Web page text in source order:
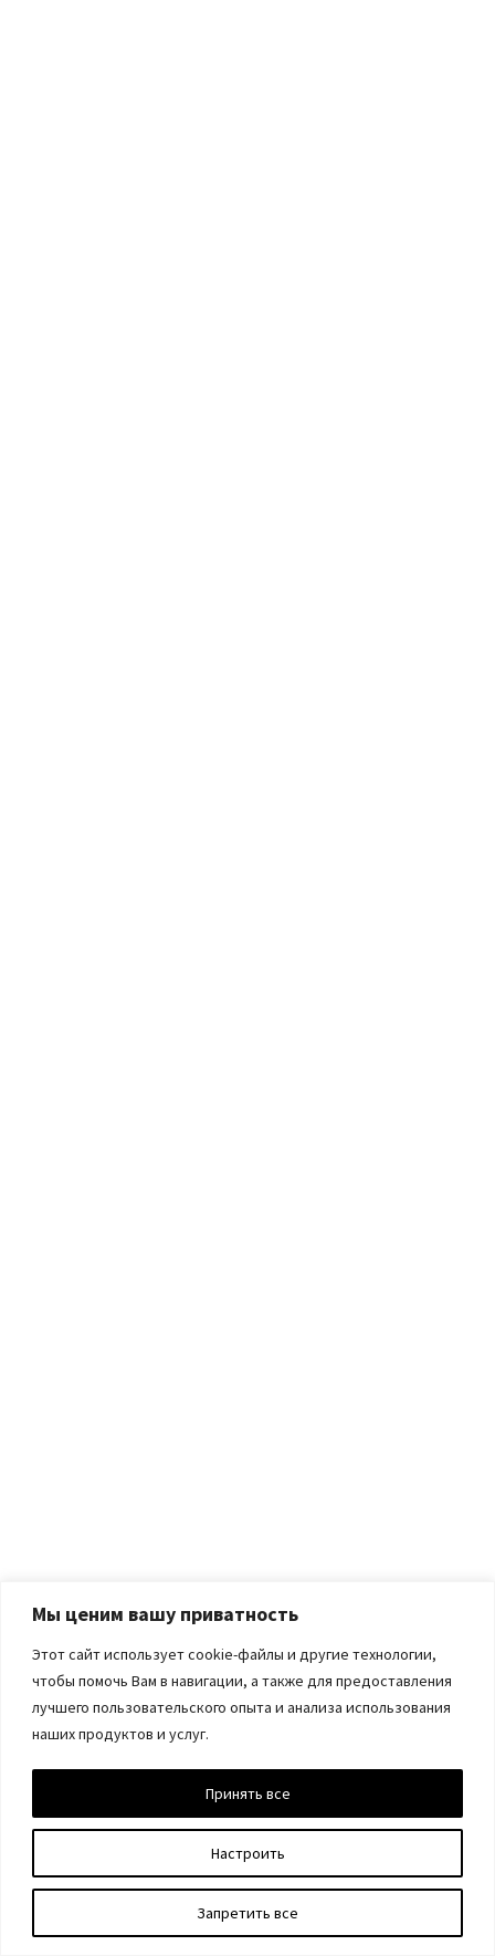
Мы ценим вашу приватность
Этот сайт использует cookie-файлы и другие технологии,
чтобы помочь Вам в навигации, а также для предоставления
лучшего пользовательского опыта и анализа использования
наших продуктов и услуг.
Настроить
Запретить все
Принять все